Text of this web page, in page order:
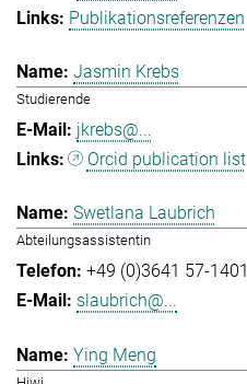
Publikationsreferenzen
Jasmin Krebs
Studierende
jkrebs@...
Orcid publication list
Swetlana Laubrich
Abteilungsassistentin
+49 (0)3641 57-1401
slaubrich@...
Ying Meng